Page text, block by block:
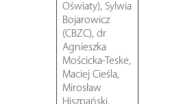
Oświaty), Sylwia
Bojarowicz
(CBZC), dr
Agnieszka
Mościcka-Teske,
Maciej Cieśla,
Mirosław
Hiszpański,